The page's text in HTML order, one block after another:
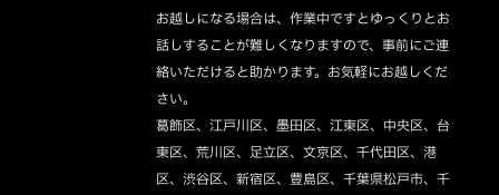
お越しになる場合は、作業中ですとゆっくりとお
話しすることが難しくなりますので、事前にご連
絡いただけると助かります。お気軽にお越しくだ
さい。
葛飾区、江戸川区、墨田区、江東区、中央区、台
東区、荒川区、足立区、文京区、千代田区、港
区、渋谷区、新宿区、豊島区、千葉県松戸市、千